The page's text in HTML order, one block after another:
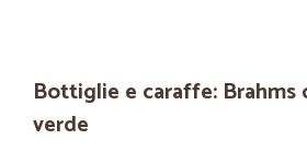
Bottiglie e caraffe: Brahms
verde